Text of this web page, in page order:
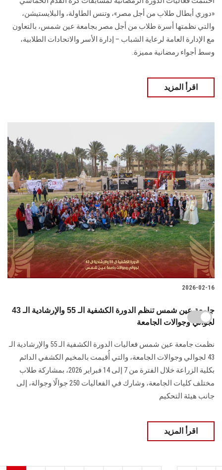
«دوري أبطال طلاب من أجل مصر»، وتنس الطاولة، والبلايستيشن،
والتي نظمتها أسرة طلاب من أجل مصر بجامعة عين شمس، بالتعاون
مع الإدارة العامة لرعاية الشباب – إدارة الأسر والاتحادات الطلابية،
وسط أجواء رمضانية مميزة.
اقرأ المزيد
2026-02-16
جامعة عين شمس تنظم الدورة الكشفية الـ 55 والإرشادية الـ 43
لجوالي وجوالات الجامعة
نظمت جامعة عين شمس فعاليات الدورة الكشفية الـ 55 والإرشادية الـ
43 لجوالي وجوالات الجامعة، والتي أُقيمت بالمخيم الكشفي الدائم
بكلية الزراعة خلال الفترة من 7 إلى 14 فبراير 2026، بمشاركة طلاب
مختلف كليات الجامعة، وشارك في الفعاليات 250 جوالًا وجوالة، إلى
جانب هيئة التحكيم
اقرأ المزيد